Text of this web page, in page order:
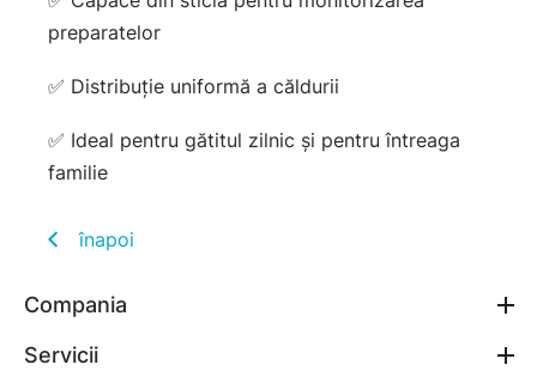
preparatelor
✅ Distribuție uniformă a căldurii
✅ Ideal pentru gătitul zilnic și pentru întreaga
familie
înapoi
Compania
Servicii